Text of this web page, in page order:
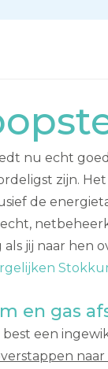
nu echt
zijn.
de
jij naar hen
en gas
een